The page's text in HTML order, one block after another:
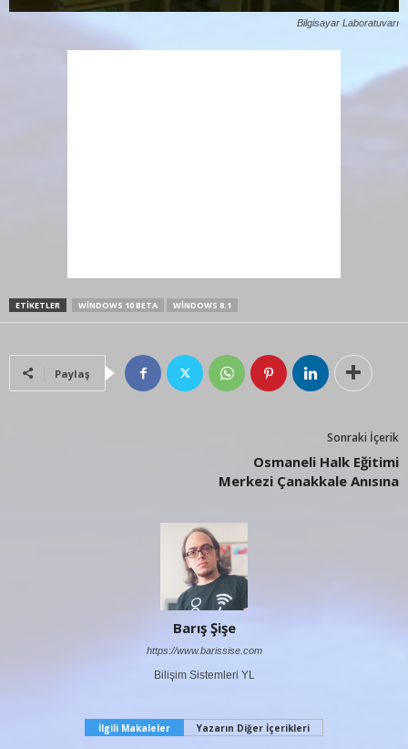
Bilgisayar Laboratuvarı
ETIKETLER WINDOWS 10 BETA WINDOWS 8.1
Paylaş
Sonraki İçerik
Osmaneli Halk Eğitimi
Merkezi Çanakkale Anısına
Barış Şişe
https://www.barissise.com
Bilişim Sistemleri YL
İlgili Makaleler Yazarın Diğer İçerikleri